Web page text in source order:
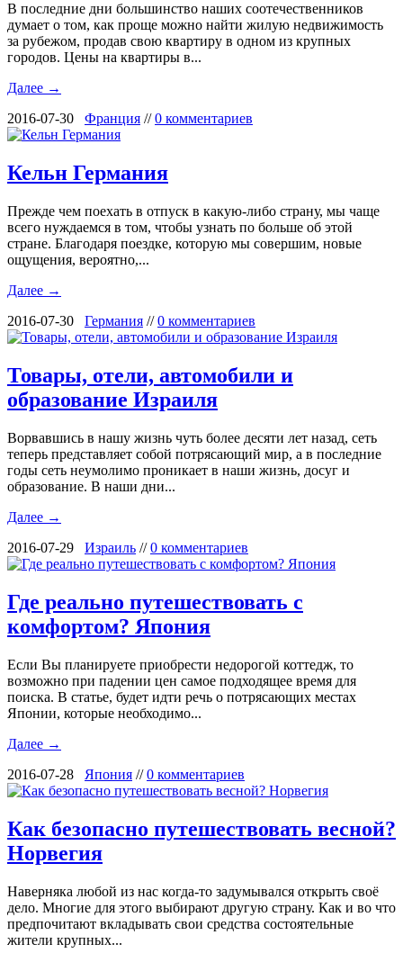
В последние дни большинство наших соотечественников
думает о том, как проще можно найти жилую недвижимость
за рубежом, продав свою квартиру в одном из крупных
городов. Цены на квартиры в...
Далее →
2016-07-30 Франция //0 комментариев
Кельн Германия
Прежде чем поехать в отпуск в какую-либо страну, мы чаще
всего нуждаемся в том, чтобы узнать по больше об этой
стране. Благодаря поездке, которую мы совершим, новые
ощущения, вероятно,...
Далее →
2016-07-30 Германия //0 комментариев
Товары, отели, автомобили и
образование Израиля
Ворвавшись в нашу жизнь чуть более десяти лет назад, сеть
теперь представляет собой потрясающий мир, а в последние
годы сеть неумолимо проникает в наши жизнь, досуг и
образование. В наши дни...
Далее →
2016-07-29 Израиль //0 комментариев
Где реально путешествовать с
комфортом? Япония
Если Вы планируете приобрести недорогой коттедж, то
возможно при падении цен самое подходящее время для
поиска. В статье, будет идти речь о потрясающих местах
Японии, которые необходимо...
Далее →
2016-07-28 Япония //0 комментариев
Как безопасно путешествовать весной?
Норвегия
Наверняка любой из нас когда-то задумывался открыть своё
дело. Многие для этого выбирают другую страну. Как и во что
предпочитают вкладывать свои средства состоятельные
жители крупных...